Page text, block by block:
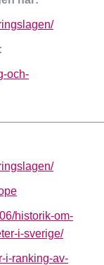
och-
historik-om-
i-sverige/
i-ranking-av-